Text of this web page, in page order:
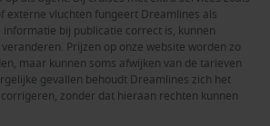
externe vluchten fungeert Dreamlines als
bij publicatie correct is, kunnen
Prijzen op onze website worden zo
maar kunnen soms afwijken van de tarieven
gevallen behoudt Dreamlines zich het
zonder dat hieraan rechten kunnen